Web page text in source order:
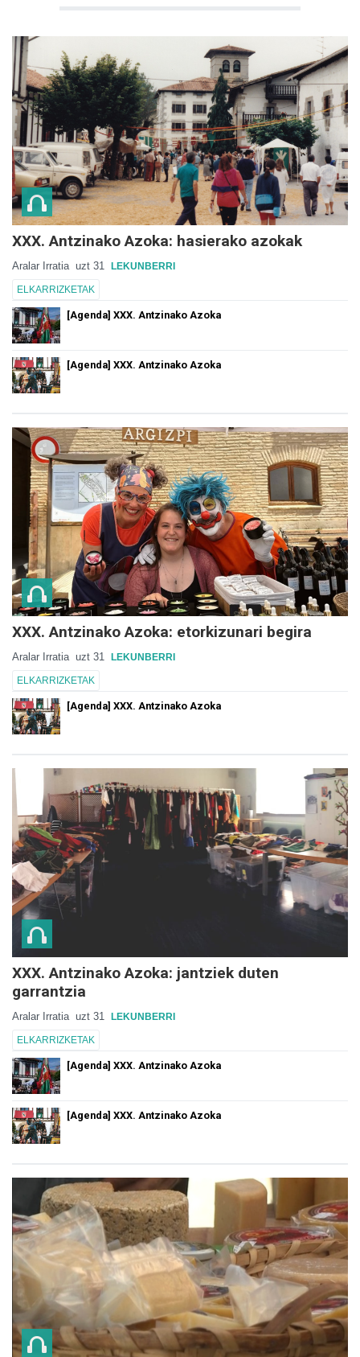
XXX. Antzinako Azoka: hasierako azokak
Aralar Irratia uzt 31 LEKUNBERRI
ELKARRIZKETAK
[Agenda] XXX. Antzinako Azoka
[Agenda] XXX. Antzinako Azoka
XXX. Antzinako Azoka: etorkizunari begira
Aralar Irratia uzt 31 LEKUNBERRI
ELKARRIZKETAK
[Agenda] XXX. Antzinako Azoka
XXX. Antzinako Azoka: jantziek duten
garrantzia
Aralar Irratia uzt 31 LEKUNBERRI
ELKARRIZKETAK
[Agenda] XXX. Antzinako Azoka
[Agenda] XXX. Antzinako Azoka